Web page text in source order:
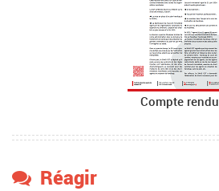
Compte rendu
Réagir